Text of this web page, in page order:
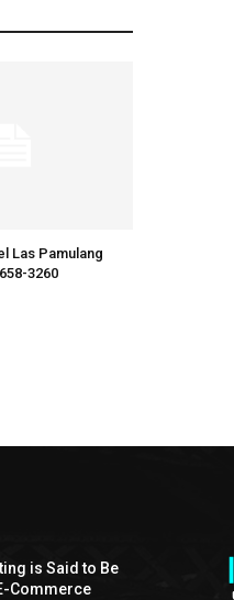
Las Pamulang
3260
is Said to Be
Commerce